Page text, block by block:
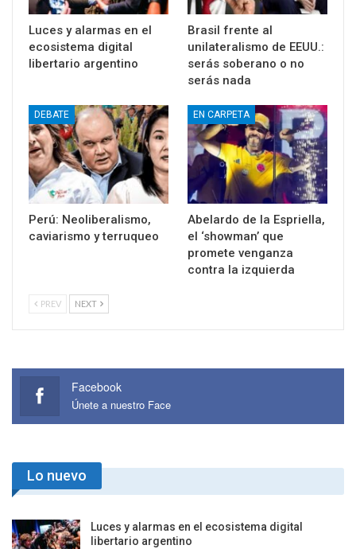
Luces y alarmas en el
ecosistema digital
libertario argentino
Brasil frente al
unilateralismo de EEUU.:
serás soberano o no
serás nada
DEBATE
Perú: Neoliberalismo,
caviarismo y terruqueo
EN CARPETA
Abelardo de la Espriella,
el ‘showman’ que
promete venganza
contra la izquierda
PREV NEXT
Facebook
Únete a nuestro Face
Lo nuevo
Luces y alarmas en el ecosistema digital
libertario argentino